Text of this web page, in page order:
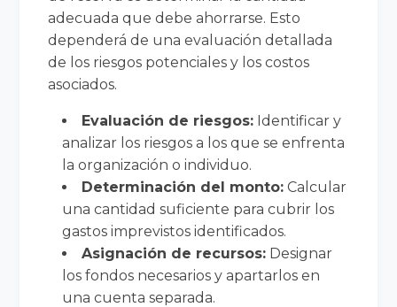
adecuada que debe ahorrarse. Esto
dependerá de una evaluación detallada
de los riesgos potenciales y los costos
asociados.
Evaluación de riesgos: Identificar y
analizar los riesgos a los que se enfrenta
la organización o individuo.
Determinación del monto: Calcular
una cantidad suficiente para cubrir los
gastos imprevistos identificados.
Asignación de recursos: Designar
los fondos necesarios y apartarlos en
una cuenta separada.